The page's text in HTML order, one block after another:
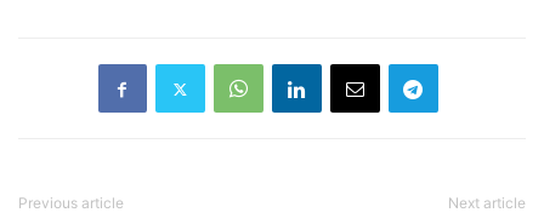
Previous article Next article